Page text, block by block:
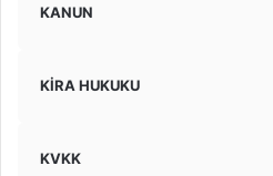
KANUN
KİRA HUKUKU
KVKK